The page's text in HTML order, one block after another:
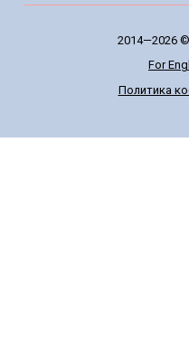
2014—2026
For
Политика